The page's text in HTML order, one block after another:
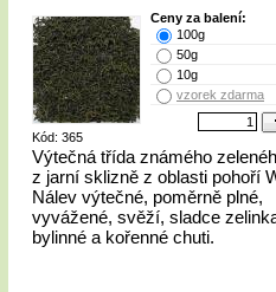
Kód: 365
Ceny za balení:
100g
50g
10g
vzorek zdarma
Výtečná třída známého
z jarní sklizně z oblasti pohoří
Nálev výtečné, poměrně plné,
vyvážené, svěží, sladce
bylinné a kořenné chuti.